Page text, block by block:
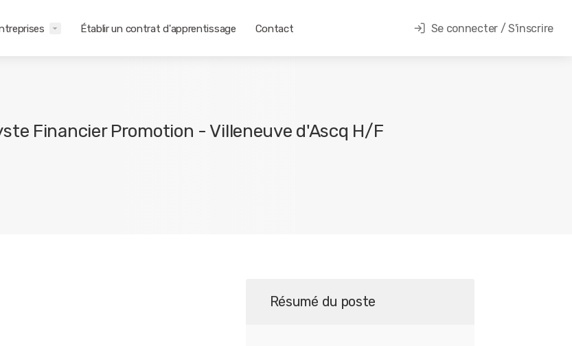
Établir un contrat d'apprentissage Contact Se connecter / S'inscrire
Financier Promotion - Villeneuve d'Ascq H/F
Résumé du poste